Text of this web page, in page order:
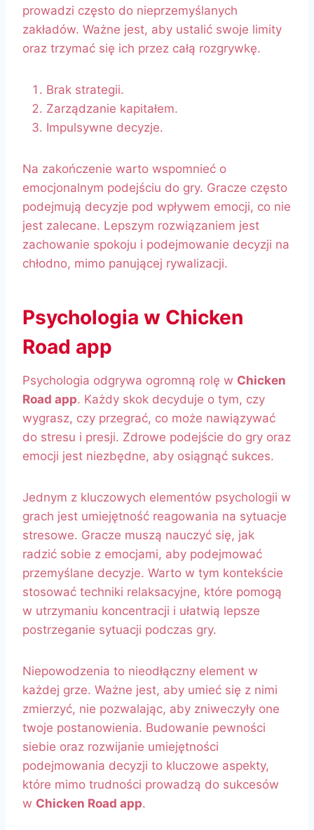
prowadzi często do nieprzemyślanych
zakładów. Ważne jest, aby ustalić swoje limity
oraz trzymać się ich przez całą rozgrywkę.
Brak strategii.
Zarządzanie kapitałem.
Impulsywne decyzje.
Na zakończenie warto wspomnieć o
emocjonalnym podejściu do gry. Gracze często
podejmują decyzje pod wpływem emocji, co nie
jest zalecane. Lepszym rozwiązaniem jest
zachowanie spokoju i podejmowanie decyzji na
chłodno, mimo panującej rywalizacji.
Psychologia w Chicken
Road app
Psychologia odgrywa ogromną rolę w Chicken
Road app. Każdy skok decyduje o tym, czy
wygrasz, czy przegrać, co może nawiązywać
do stresu i presji. Zdrowe podejście do gry oraz
emocji jest niezbędne, aby osiągnąć sukces.
Jednym z kluczowych elementów psychologii w
grach jest umiejętność reagowania na sytuacje
stresowe. Gracze muszą nauczyć się, jak
radzić sobie z emocjami, aby podejmować
przemyślane decyzje. Warto w tym kontekście
stosować techniki relaksacyjne, które pomogą
w utrzymaniu koncentracji i ułatwią lepsze
postrzeganie sytuacji podczas gry.
Niepowodzenia to nieodłączny element w
każdej grze. Ważne jest, aby umieć się z nimi
zmierzyć, nie pozwalając, aby zniweczyły one
twoje postanowienia. Budowanie pewności
siebie oraz rozwijanie umiejętności
podejmowania decyzji to kluczowe aspekty,
które mimo trudności prowadzą do sukcesów
w Chicken Road app.